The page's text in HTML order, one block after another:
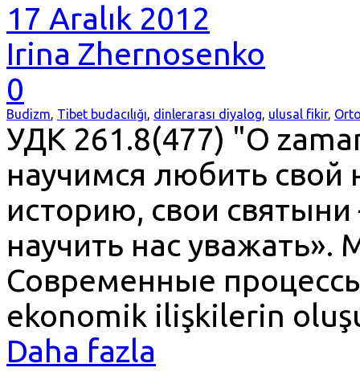
17 Aralık 2012
Irina Zhernosenko
0
Budizm, Tibet budacılığı, dinlerarası diyalog, ulusal fikir,
УДК 261.8(477) "O
научимся любить свой
историю, свои
научить нас
Современные
ekonomik ilişkilerin
Daha fazla